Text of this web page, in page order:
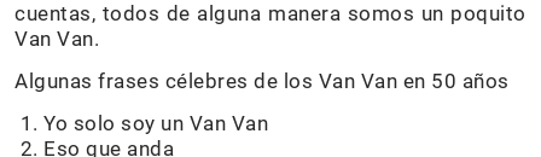
cuentas, todos de alguna manera somos un poquito
Van Van.
Algunas frases célebres de los Van Van en 50 años
Yo solo soy un Van Van
Eso que anda